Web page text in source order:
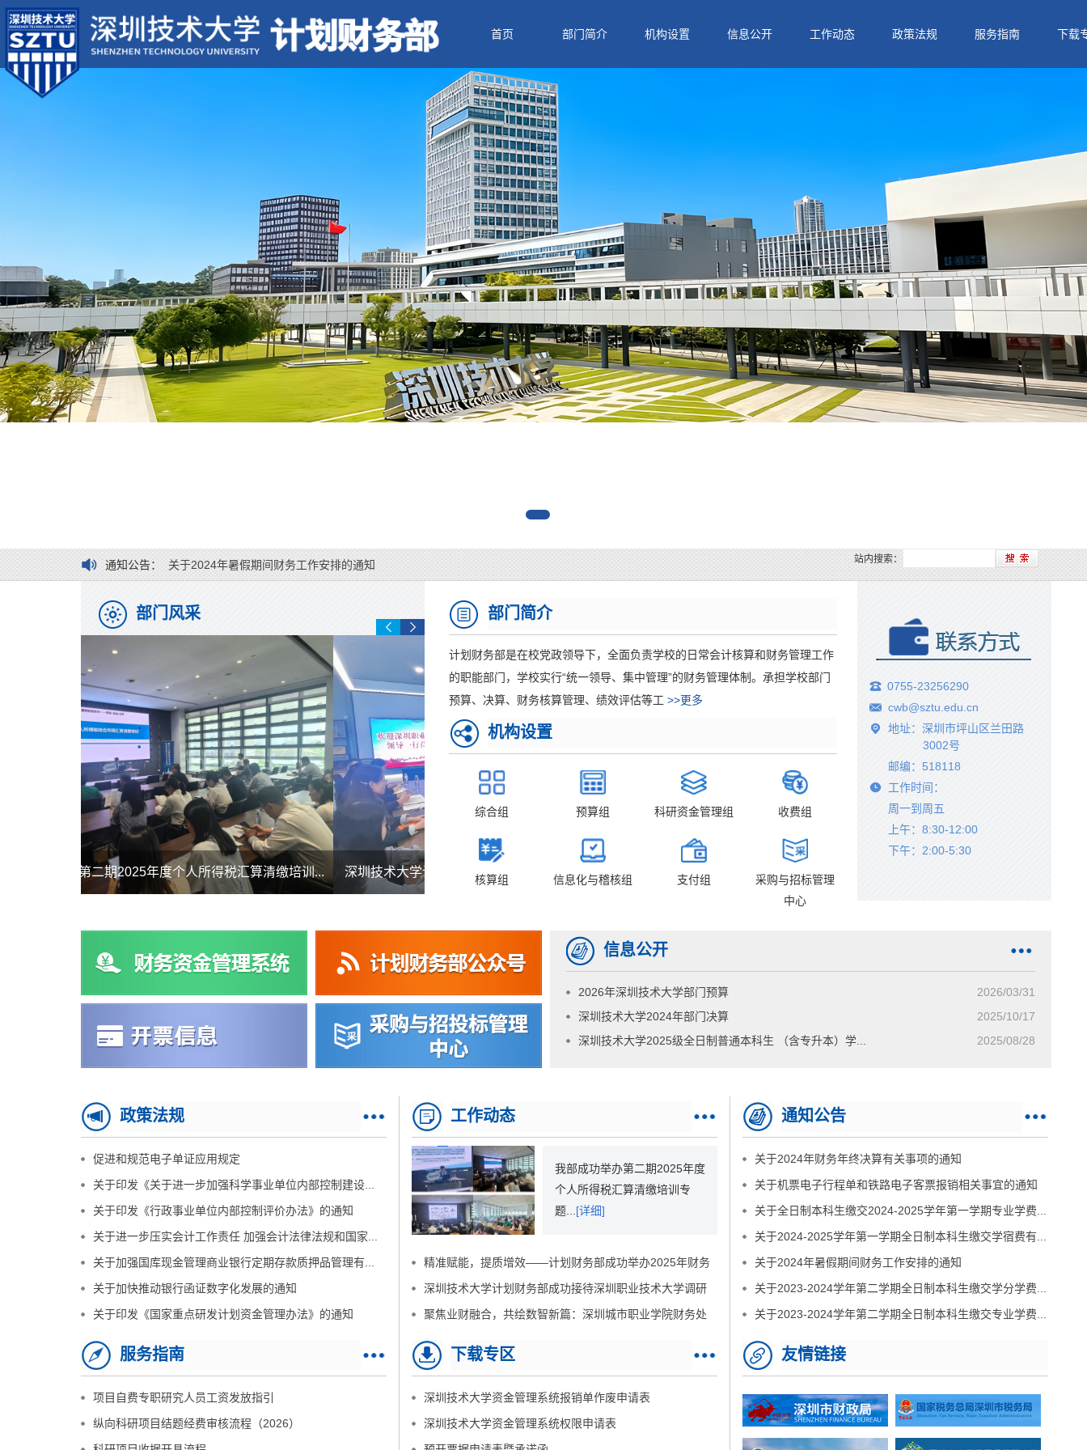
首页 部门简介 机构设置 信息公开 工作动态 政策法规 服务指南 下载
通知公告： 关于2024年暑假期间财务工作安排的通知 站内搜索：
部门风采
期2025年度个人所得税汇算清缴培训... 深圳技术大学计划财务部成功接待深圳职业技术大学调... 精准赋能，提质增效——计划财务部成功举办2025年财...
部门简介
计划财务部是在校党政领导下，全面负责学校的日常会计核算和财务管理工作
的职能部门，学校实行“统一领导、集中管理”的财务管理体制。承担学校部门
预算、决算、财务核算管理、绩效评估等工 >>更多
机构设置
综合组 预算组 科研资金管理组 收费组
核算组 信息化与稽核组 支付组
采购与招标管理
中心
0755-23256290
cwb@sztu.edu.cn
地址：深圳市坪山区兰田路
3002号
邮编：518118
工作时间：
周一到周五
上午：8:30-12:00
下午：2:00-5:30
信息公开
2026年深圳技术大学部门预算
2026/03/31
深圳技术大学2024年部门决算
2025/10/17
深圳技术大学2025级全日制普通本科生 （含专升本）学...
2025/08/28
政策法规
促进和规范电子单证应用规定
关于印发《关于进一步加强科学事业单位内部控制建设...
关于印发《行政事业单位内部控制评价办法》的通知
关于进一步压实会计工作责任 加强会计法律法规和国家...
关于加强国库现金管理商业银行定期存款质押品管理有...
关于加快推动银行函证数字化发展的通知
关于印发《国家重点研发计划资金管理办法》的通知
服务指南
项目自费专职研究人员工资发放指引
纵向科研项目结题经费审核流程（2026）
工作动态
我部成功举办第二期2025年度
个人所得税汇算清缴培训专
题... [详细]
精准赋能，提质增效——计划财务部成功举办2025年财务
与...深圳技术大学计划财务部成功接待深圳职业技术大学调研
交流团
聚焦业财融合，共绘数智新篇：深圳城市职业学院财务处
来...
下载专区
深圳技术大学资金管理系统报销单作废申请表
深圳技术大学资金管理系统权限申请表
通知公告
关于2024年财务年终决算有关事项的通知
关于机票电子行程单和铁路电子客票报销相关事宜的通知
关于全日制本科生缴交2024-2025学年第一学期专业学费...
关于2024-2025学年第一学期全日制本科生缴交学宿费有...
关于2024年暑假期间财务工作安排的通知
关于2023-2024学年第二学期全日制本科生缴交学分学费...
关于2023-2024学年第二学期全日制本科生缴交专业学费...
友情链接